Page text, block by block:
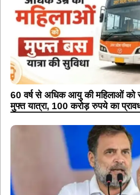
60 वर्ष से अधिक आयु की महिलाओं को
मुफ्त यात्रा, 100 करोड़ रुपये का